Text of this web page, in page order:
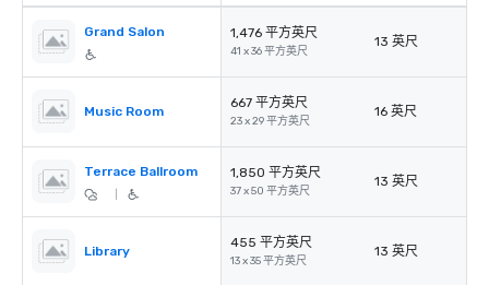
Grand Salon 1,476 平方英尺
41 x 36 平方英尺
13 英尺
Music Room
667 平方英尺
23 x 29 平方英尺
16 英尺
Terrace Ballroom 1,850 平方英尺
37 x 50 平方英尺
13 英尺
Library
455 平方英尺
13 x 35 平方英尺
13 英尺